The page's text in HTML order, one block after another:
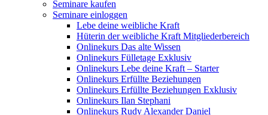
Seminare kaufen
Seminare einloggen
Lebe deine weibliche Kraft
Hüterin der weibliche Kraft Mitgliederbereich
Onlinekurs Das alte Wissen
Onlinekurs Fülletage Exklusiv
Onlinekurs Lebe deine Kraft – Starter
Onlinekurs Erfüllte Beziehungen
Onlinekurs Erfüllte Beziehungen Exklusiv
Onlinekurs Ilan Stephani
Onlinekurs Rudy Alexander Daniel